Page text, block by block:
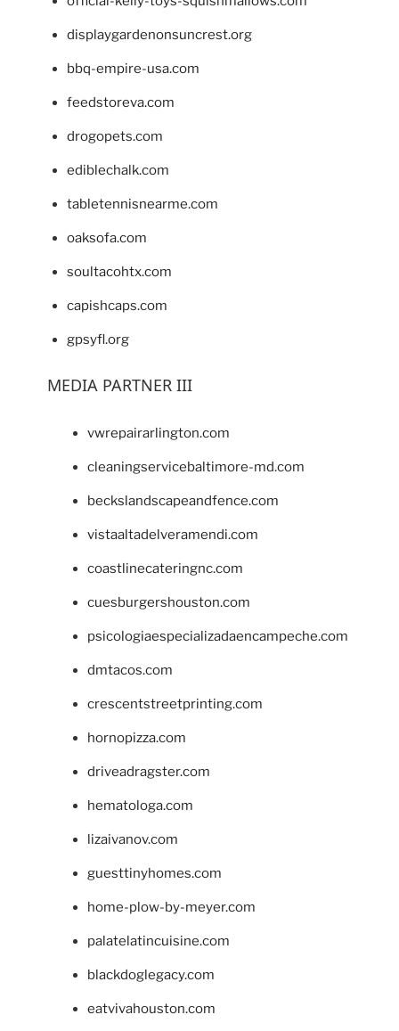
displaygardenonsuncrest.org
bbq-empire-usa.com
feedstoreva.com
drogopets.com
ediblechalk.com
tabletennisnearme.com
oaksofa.com
soultacohtx.com
capishcaps.com
gpsyfl.org
MEDIA PARTNER III
vwrepairarlington.com
cleaningservicebaltimore-md.com
beckslandscapeandfence.com
vistaaltadelveramendi.com
coastlinecateringnc.com
cuesburgershouston.com
psicologiaespecializadaencampeche.com
dmtacos.com
crescentstreetprinting.com
hornopizza.com
driveadragster.com
hematologa.com
lizaivanov.com
guesttinyhomes.com
home-plow-by-meyer.com
palatelatincuisine.com
blackdoglegacy.com
eatvivahouston.com